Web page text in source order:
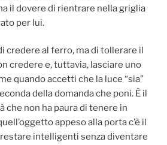
il dovere di rientrare nella griglia
per lui.
credere al ferro, ma di tollerare il
credere e, tuttavia, lasciare uno
quando accetti che la luce “sia”
della domanda che poni. È il
che non ha paura di tenere in
appeso alla porta c’è il
intelligenti senza diventare